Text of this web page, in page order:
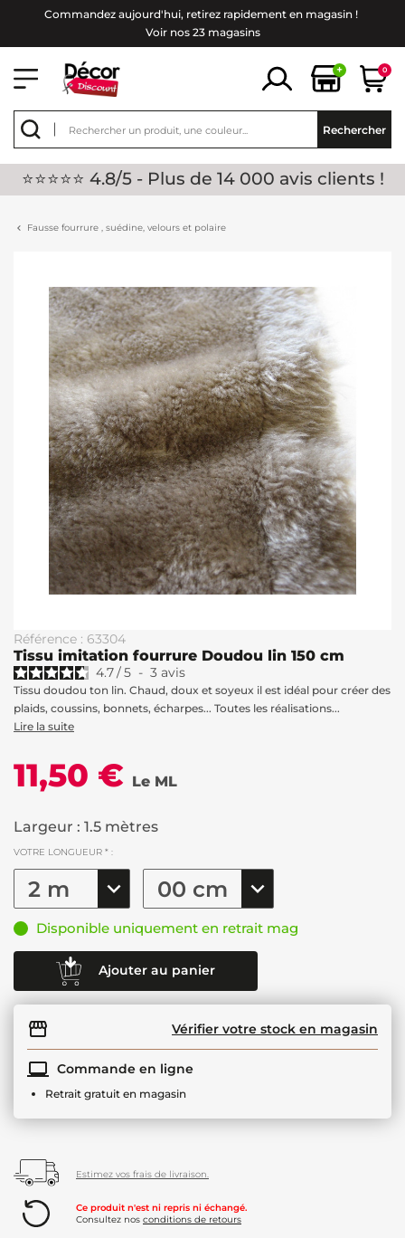
Commandez aujourd'hui, retirez rapidement en magasin !
Voir nos 23 magasins
+ 0
Rechercher
⭐⭐⭐⭐⭐ 4.8/5 - Plus de 14 000 avis clients !
Fausse fourrure , suédine, velours et polaire
Référence : 63304
Tissu imitation fourrure Doudou lin 150 cm
4.7/5 - 3 avis
Tissu doudou ton lin. Chaud, doux et soyeux il est idéal pour créer des
plaids, coussins, bonnets, écharpes... Toutes les réalisations...
Lire la suite
11,50 € Le ML
Largeur : 1.5 mètres
VOTRE LONGUEUR * :
Disponible uniquement en retrait mag
Ajouter au panier
Vérifier votre stock en magasin
Commande en ligne
Retrait gratuit en magasin
Estimez vos frais de livraison.
Ce produit n'est ni repris ni échangé.
Consultez nos conditions de retours